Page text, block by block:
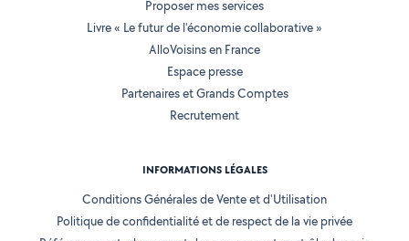
Proposer mes services
Livre « Le futur de l'économie collaborative »
AlloVoisins en France
Espace presse
Partenaires et Grands Comptes
Recrutement
INFORMATIONS LÉGALES
Conditions Générales de Vente et d'Utilisation
Politique de confidentialité et de respect de la vie privée